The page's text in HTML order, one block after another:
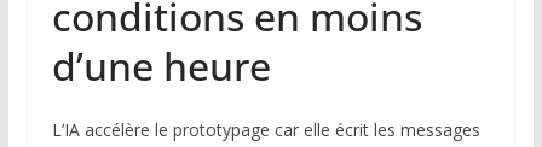
conditions en moins
d’une heure
L’IA accélère le prototypage car elle écrit les messages